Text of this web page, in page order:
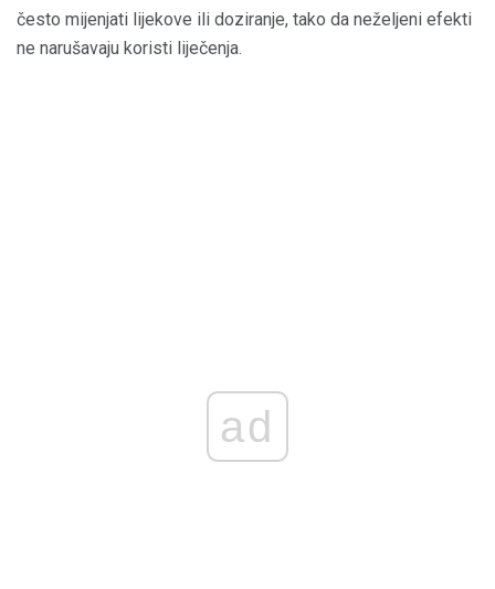
često mijenjati lijekove ili doziranje, tako da neželjeni efekti
ne narušavaju koristi liječenja.
ad